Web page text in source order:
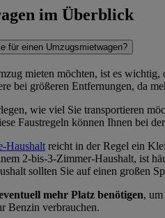
im Überblick
für einen Umzugsmietwagen?
mieten möchten, ist es
bei größeren Entfernungen, da
wie viel Sie transportieren
Faustregeln können Ihnen bei
Haushalt reicht in der Regel ein
2-bis-3-Zimmer-Haushalt, ist
sollten Sie auf einen großen
mehr Platz benötigen,
Benzin verbrauchen.